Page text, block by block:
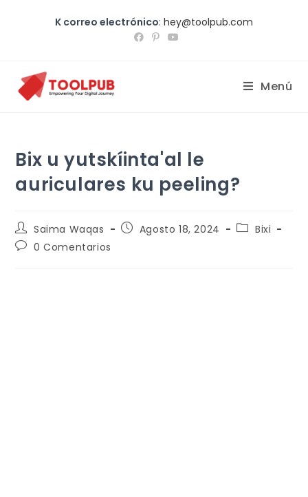
K correo electrónico: hey@toolpub.com
Menú
Bix u yutskíinta'al le
auriculares ku peeling?
Saima Waqas Agosto 18, 2024
Bixi
0 Comentarios